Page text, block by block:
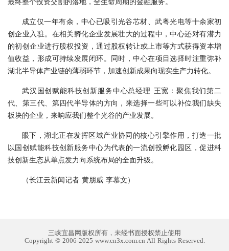
成立仅一年有余，中心已吸引光谷芯材、武粤光电等十余家初
创企业入驻。在相关孵化企业发展壮大的过程中，中心还对有潜力
的初创企业进行股权投资，通过股权转让或上市等方式获得资本增
值收益，形成可持续发展闭环。同时，中心在项目选择时注重弥补
湖北半导体产业链的薄弱环节，加速创新成果向现实生产力转化。
武汉国创赋能科技创新服务中心总经理 王宽：聚焦我们第二
代、第三代、第四代半导体的方向，来选择一些可以补位我们缺失
板块的企业，来响应我们整个光谷的产业发展。
眼下，湖北正在发挥区域产业协同的核心引擎作用，打造一批
以国创赋能科技创新服务中心为代表的一流创投孵化园区，促进科
技创新生态从单点发力向系统布局的全面升级。
（长江云新闻记者 黄朋威 李慕文）
三峡宜昌网版权所有，未经书面授权禁止使用
Copyright © 2006-2025 www.cn3x.com.cn All Rights Reserved.